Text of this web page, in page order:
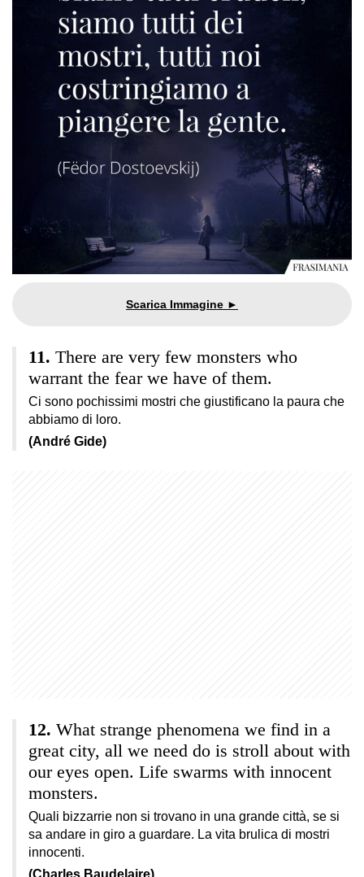
There are very few monsters who
warrant the fear we have of them.
Ci sono pochissimi mostri che giustificano la paura che
abbiamo di loro.
(André Gide)
What strange phenomena we find in a
great city, all we need do is stroll about with
our eyes open. Life swarms with innocent
monsters.
Quali bizzarrie non si trovano in una grande città, se si
sa andare in giro a guardare. La vita brulica di mostri
innocenti.
(Charles Baudelaire)